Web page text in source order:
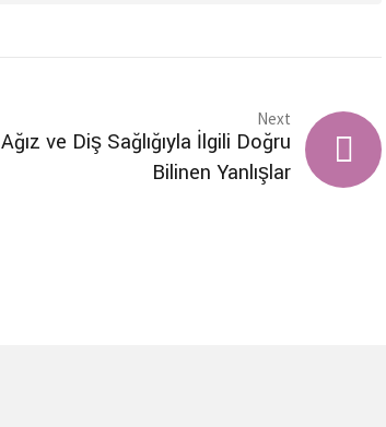
Next
Ağız ve Diş Sağlığıyla İlgili Doğru
Bilinen Yanlışlar